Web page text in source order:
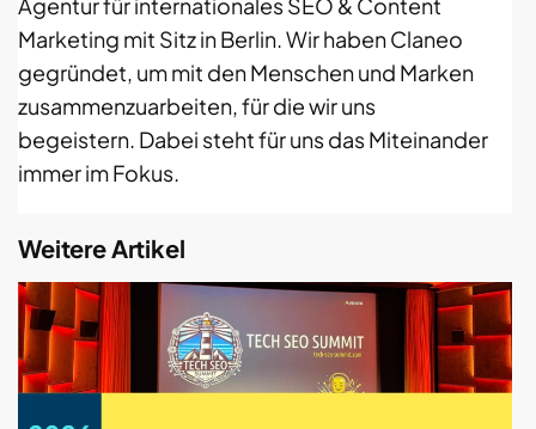
Marketing mit Sitz in Berlin. Wir haben Claneo
gegründet, um mit den Menschen und Marken
zusammenzuarbeiten, für die wir uns
begeistern. Dabei steht für uns das Miteinander
immer im Fokus.
Weitere Artikel